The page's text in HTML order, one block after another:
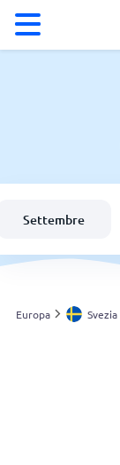
Italia
Svizzera
Settembre
Europa Svezia